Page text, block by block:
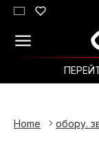
Перейти к
Home обору.